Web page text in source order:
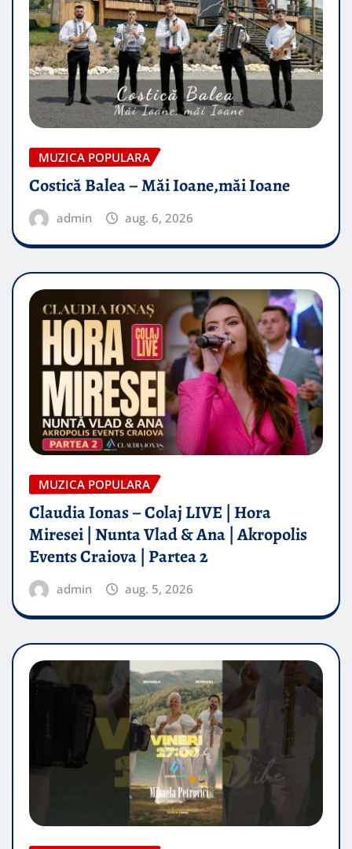
MUZICA POPULARA
Costică Balea – Măi Ioane,măi Ioane
admin aug. 6, 2026
MUZICA POPULARA
Claudia Ionas – Colaj LIVE | Hora
Miresei | Nunta Vlad & Ana | Akropolis
Events Craiova | Partea 2
admin aug. 5, 2026